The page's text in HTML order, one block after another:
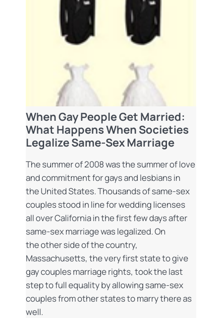
When Gay People Get Married:
What Happens When Societies
Legalize Same-Sex Marriage
The summer of 2008 was the summer of love
and commitment for gays and lesbians in
the United States. Thousands of same-sex
couples stood in line for wedding licenses
all over California in the first few days after
same-sex marriage was legalized. On
the other side of the country,
Massachusetts, the very first state to give
gay couples marriage rights, took the last
step to full equality by allowing same-sex
couples from other states to marry there as
well.